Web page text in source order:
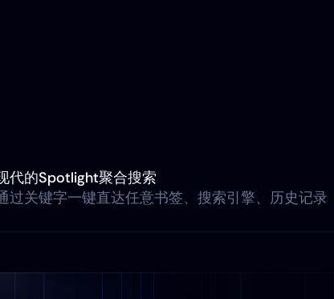
代的Spotlight聚合搜索
过关键字一键直达任意书签、搜索引擎、历史记录